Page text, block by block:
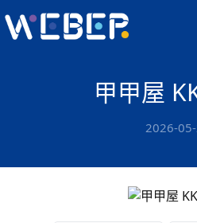
甲甲屋
2026-